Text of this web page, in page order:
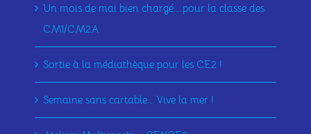
Un mois de mai bien chargé….pour la classe des
CM1/CM2A
Sortie à la médiathèque pour les CE2 !
Semaine sans cartable… Vive la mer !